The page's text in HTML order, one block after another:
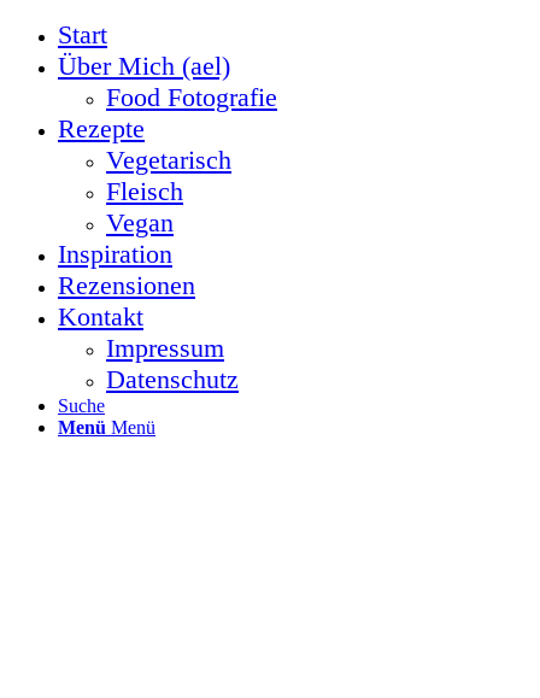
Start
Über Mich (ael)
Food Fotografie
Rezepte
Vegetarisch
Fleisch
Vegan
Inspiration
Rezensionen
Kontakt
Impressum
Datenschutz
Suche
Menü Menü